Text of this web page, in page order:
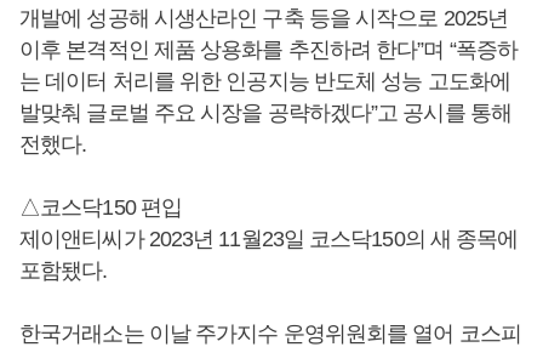
개발에 성공해 시생산라인 구축 등을 시작으로 2025년
이후 본격적인 제품 상용화를 추진하려 한다”며 “폭증하
는 데이터 처리를 위한 인공지능 반도체 성능 고도화에
발맞춰 글로벌 주요 시장을 공략하겠다”고 공시를 통해
전했다.
△코스닥150 편입
제이앤티씨가 2023년 11월23일 코스닥150의 새 종목에
포함됐다.
한국거래소는 이날 주가지수 운영위원회를 열어 코스피